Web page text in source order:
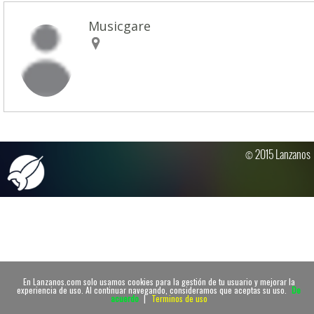
En Lanzanos.com solo usamos cookies para la gestión de tu usuario y mejorar la
experiencia de uso. Al continuar navegando, consideramos que aceptas su uso. De
acuerdo | Terminos de uso
Musicgare
© 2015 Lanzanos